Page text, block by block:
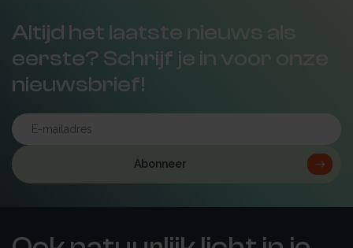
Altijd het laatste nieuws als
eerste? Schrijf je in voor onze
nieuwsbrief!
Abonneer